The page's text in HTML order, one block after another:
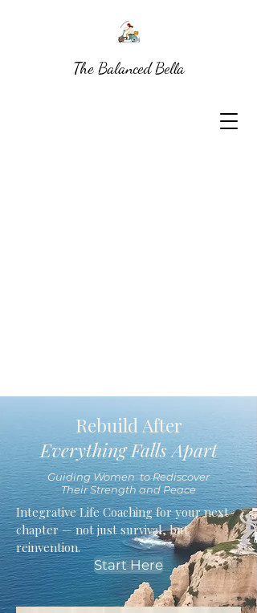
Rebuild After
Everything Falls Apart
Guiding Women to Rediscover
Their Strength and Peace
Integrative Life Coaching for your next
chapter — not just survival, but
reinvention.
Start Here
The Balanced Bella